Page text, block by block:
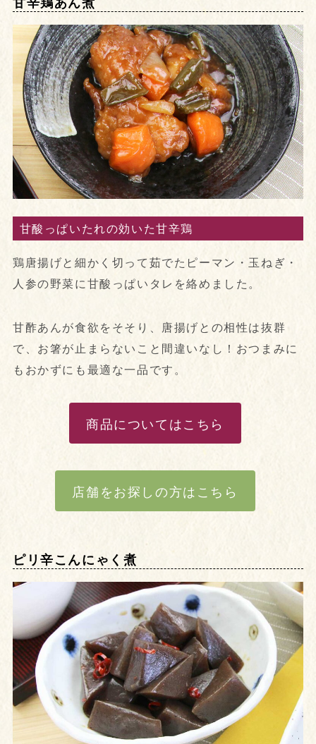
甘酸っぱいたれの効いた甘辛鶏
鶏唐揚げと細かく切って茹でたピーマン・玉ねぎ・
人参の野菜に甘酸っぱいタレを絡めました。
甘酢あんが食欲をそそり、唐揚げとの相性は抜群
で、お箸が止まらないこと間違いなし！おつまみに
もおかずにも最適な一品です。
商品についてはこちら
店舗をお探しの方はこちら
ピリ辛こんにゃく煮